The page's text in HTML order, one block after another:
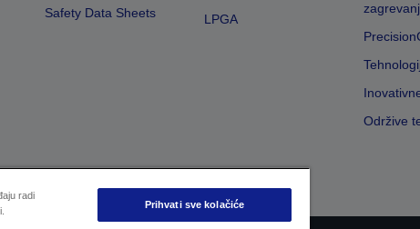
Safety Data Sheets
LPGA
Održive
radi
Prihvati sve kolačiće